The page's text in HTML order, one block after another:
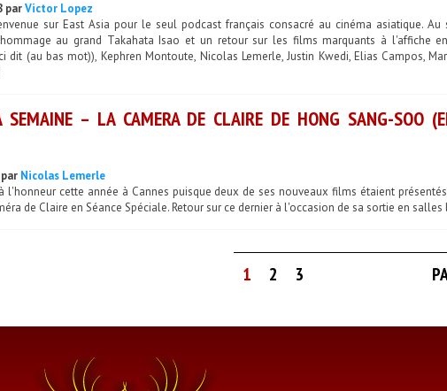
parVictor Lopez
sur East Asia pour le seul podcast français consacré au cinéma asiatique. Au
au grand Takahata Isao et un retour sur les films marquants à l'affiche
dit (au bas mot)), Kephren Montoute, Nicolas Lemerle, Justin Kwedi, Elias Campos,
– LA CAMERA DE CLAIRE DE HONG SANG-SOO
Nicolas Lemerle
l'honneur cette année à Cannes puisque deux de ses nouveaux films étaient
de Claire en Séance Spéciale. Retour sur ce dernier à l'occasion de sa sortie en salles
1 2 3